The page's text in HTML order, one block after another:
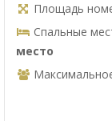
Площадь
Спальные
место